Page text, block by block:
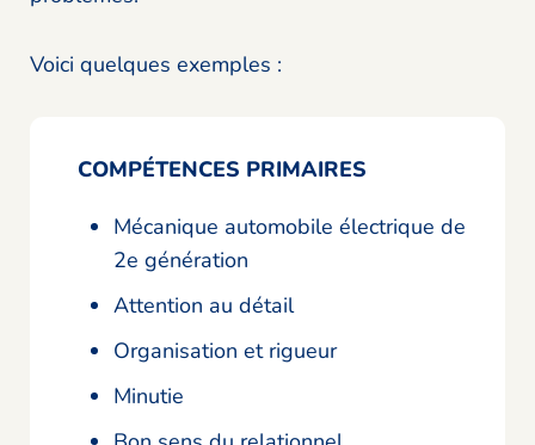
Voici quelques exemples :
COMPÉTENCES PRIMAIRES
Mécanique automobile électrique de
2e génération
Attention au détail
Organisation et rigueur
Minutie